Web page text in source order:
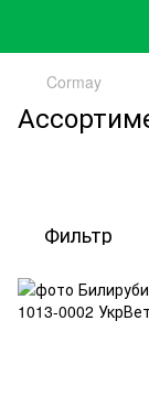
Cormay
Фильтр